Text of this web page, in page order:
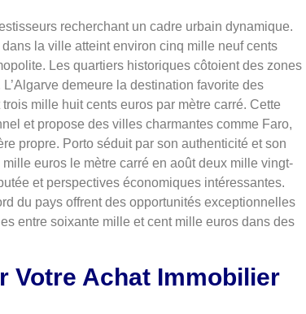
recherchant un cadre urbain dynamique.
la ville atteint environ cinq mille neuf cents
Les quartiers historiques côtoient des zones
demeure la destination favorite des
mille huit cents euros par mètre carré. Cette
et propose des villes charmantes comme Faro,
propre. Porto séduit par son authenticité et son
euros le mètre carré en août deux mille vingt-
et perspectives économiques intéressantes.
du pays offrent des opportunités exceptionnelles
entre soixante mille et cent mille euros dans des
Votre Achat Immobilier